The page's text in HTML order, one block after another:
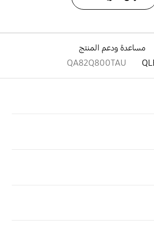
مساعدة ودعم المنتج
QA82Q800TAU